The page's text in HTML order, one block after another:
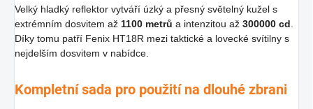
Velký hladký reflektor vytváří úzký a přesný světelný kužel s
extrémním dosvitem až 1100 metrů a intenzitou až 300000 cd
Díky tomu patří Fenix HT18R mezi taktické a lovecké svítilny s
nejdelším dosvitem v nabídce.
Kompletní sada pro použití na dlouhé zbrani